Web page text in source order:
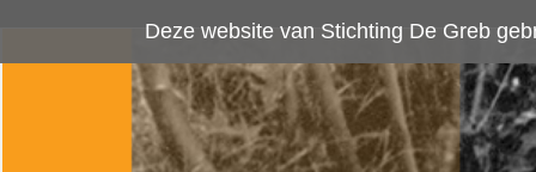
Deze website van Stichting De Greb gebruikt cookies om